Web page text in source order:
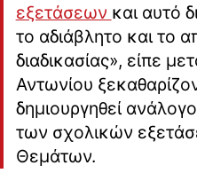
εξετάσεων και αυτό
το αδιάβλητο και το
διαδικασίας», είπε
Αντωνίου
δημιουργηθεί
των σχολικών
Θεμάτων.